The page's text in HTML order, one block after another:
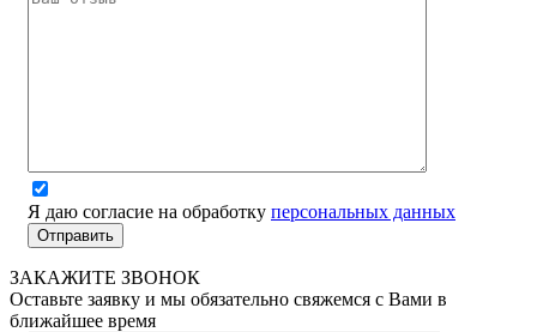
Я даю согласие на обработку персональных данных
ЗАКАЖИТЕ ЗВОНОК
Оставьте заявку и мы обязательно свяжемся с Вами в
ближайшее время